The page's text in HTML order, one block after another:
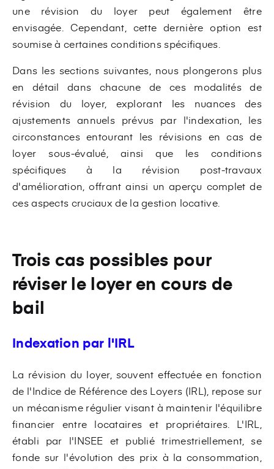
une révision du loyer peut également être
envisagée. Cependant, cette dernière option est
soumise à certaines conditions spécifiques.
Dans les sections suivantes, nous plongerons plus
en détail dans chacune de ces modalités de
révision du loyer, explorant les nuances des
ajustements annuels prévus par l'indexation, les
circonstances entourant les révisions en cas de
loyer sous-évalué, ainsi que les conditions
spécifiques à la révision post-travaux
d'amélioration, offrant ainsi un aperçu complet de
ces aspects cruciaux de la gestion locative.
Trois cas possibles pour
réviser le loyer en cours de
bail
Indexation par l'IRL
La révision du loyer, souvent effectuée en fonction
de l'Indice de Référence des Loyers (IRL), repose sur
un mécanisme régulier visant à maintenir l'équilibre
financier entre locataires et propriétaires. L'IRL,
établi par l'INSEE et publié trimestriellement, se
fonde sur l'évolution des prix à la consommation,